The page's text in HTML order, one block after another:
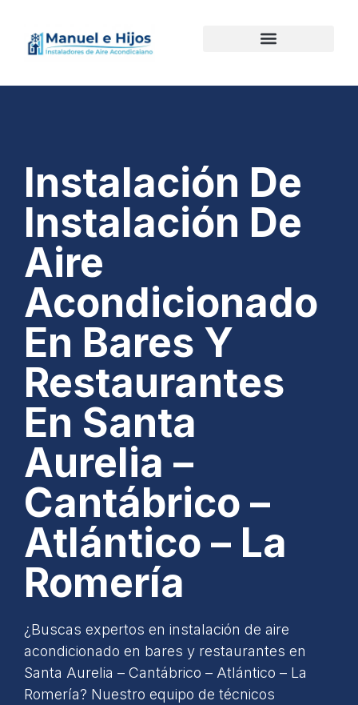
Instalación De
Instalación De
Aire
Acondicionado
En Bares Y
Restaurantes
En Santa
Aurelia –
Cantábrico –
Atlántico – La
Romería
¿Buscas expertos en instalación de aire
acondicionado en bares y restaurantes en
Santa Aurelia – Cantábrico – Atlántico – La
Romería? Nuestro equipo de técnicos